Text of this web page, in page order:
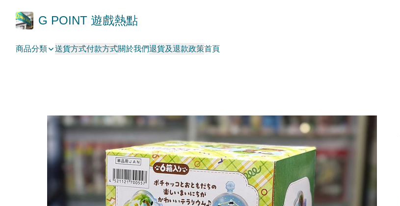
G POINT 遊戲熱點
商品分類 送貨方式付款方式關於我們退貨及退款政策首頁